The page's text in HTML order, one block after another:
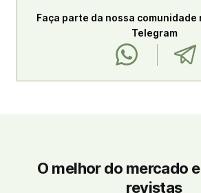
Faça parte da nossa comunidade
Telegram
O melhor do mercado
revistas